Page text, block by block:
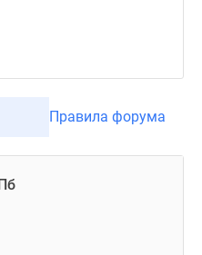
Правила форума